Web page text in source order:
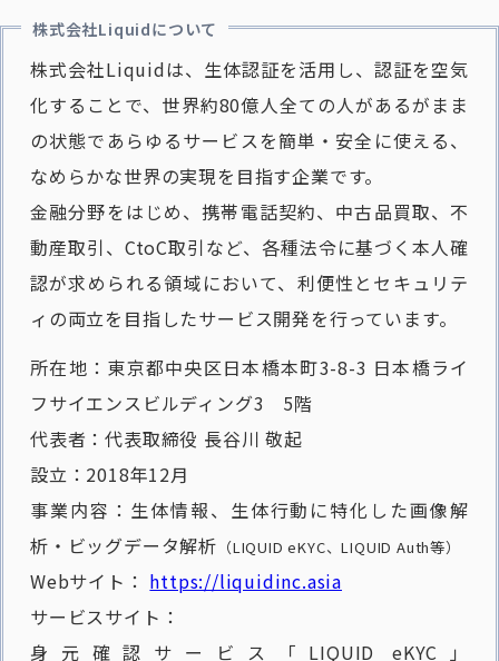
株式会社Liquidについて
株式会社Liquidは、生体認証を活用し、認証を空気
化することで、世界約80億人全ての人があるがまま
の状態であらゆるサービスを簡単・安全に使える、
なめらかな世界の実現を目指す企業です。
金融分野をはじめ、携帯電話契約、中古品買取、不
動産取引、CtoC取引など、各種法令に基づく本人確
認が求められる領域において、利便性とセキュリテ
ィの両立を目指したサービス開発を行っています。
所在地：東京都中央区日本橋本町3-8-3 日本橋ライ
フサイエンスビルディング3 5階
代表者：代表取締役 長谷川 敬起
設立：2018年12月
事業内容：生体情報、生体行動に特化した画像解
析・ビッグデータ解析 （LIQUID eKYC、LIQUID Auth等）
Webサイト： https://liquidinc.asia
サービスサイト：
身元確認サービス「LIQUID eKYC」